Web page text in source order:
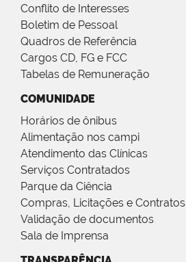
Conflito de Interesses
Boletim de Pessoal
Quadros de Referência
Cargos CD, FG e FCC
Tabelas de Remuneração
COMUNIDADE
Horários de ônibus
Alimentação nos campi
Atendimento das Clínicas
Serviços Contratados
Parque da Ciência
Compras, Licitações e Contratos
Validação de documentos
Sala de Imprensa